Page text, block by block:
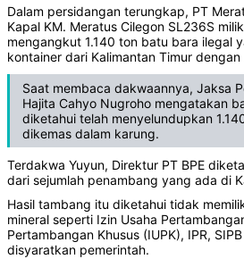
Dalam persidangan terungkap, PT
Kapal KM. Meratus Cilegon SL236S
mengangkut 1.140 ton batu bara ilegal
kontainer dari Kalimantan Timur
Saat membaca dakwaannya, Jaksa
Hajita Cahyo Nugroho mengatakan
diketahui telah menyelundupkan
dikemas dalam karung.
Terdakwa Yuyun, Direktur PT BPE
dari sejumlah penambang yang ada di
Hasil tambang itu diketahui tidak
mineral seperti Izin Usaha
Pertambangan Khusus (IUPK), IPR,
disyaratkan pemerintah.